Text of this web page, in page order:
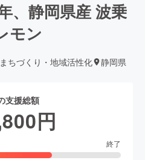
、静岡県産 波乗
モン
まちづくり・地域活性化 静岡県
支援総額
円
終了